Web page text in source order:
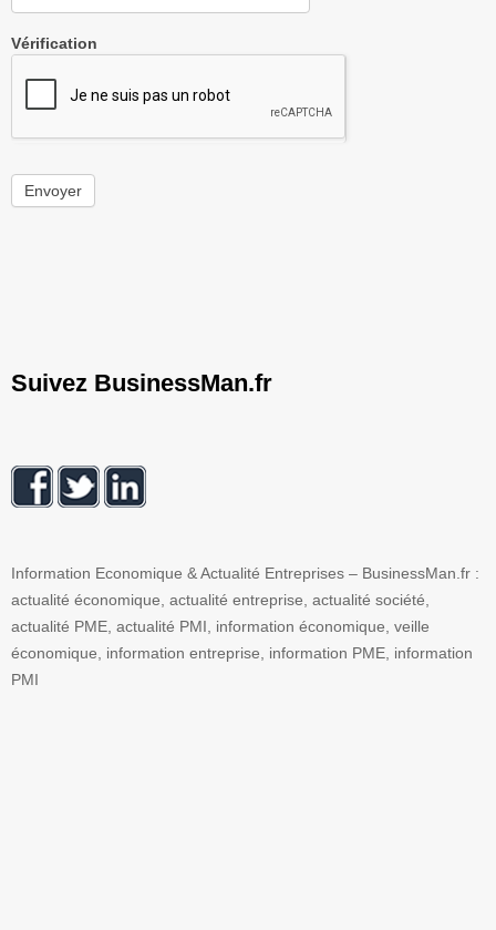
Vérification
Envoyer
Suivez BusinessMan.fr
Information Economique & Actualité Entreprises – BusinessMan.fr :
actualité économique, actualité entreprise, actualité société,
actualité PME, actualité PMI, information économique, veille
économique, information entreprise, information PME, information
PMI